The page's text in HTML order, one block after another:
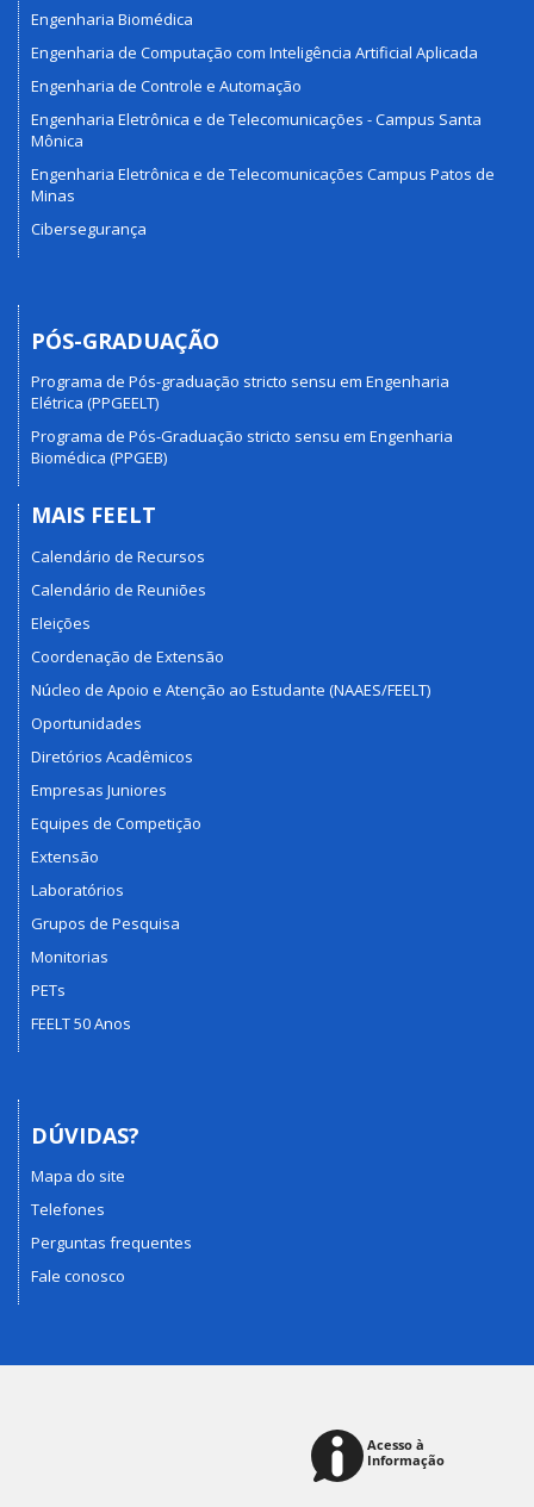
Engenharia Biomédica
Engenharia de Computação com Inteligência Artificial Aplicada
Engenharia de Controle e Automação
Engenharia Eletrônica e de Telecomunicações - Campus Santa
Mônica
Engenharia Eletrônica e de Telecomunicações Campus Patos de
Minas
Cibersegurança
PÓS-GRADUAÇÃO
Programa de Pós-graduação stricto sensu em Engenharia
Elétrica (PPGEELT)
Programa de Pós-Graduação stricto sensu em Engenharia
Biomédica (PPGEB)
MAIS FEELT
Calendário de Recursos
Calendário de Reuniões
Eleições
Coordenação de Extensão
Núcleo de Apoio e Atenção ao Estudante (NAAES/FEELT)
Oportunidades
Diretórios Acadêmicos
Empresas Juniores
Equipes de Competição
Extensão
Laboratórios
Grupos de Pesquisa
Monitorias
PETs
FEELT 50 Anos
DÚVIDAS?
Mapa do site
Telefones
Perguntas frequentes
Fale conosco